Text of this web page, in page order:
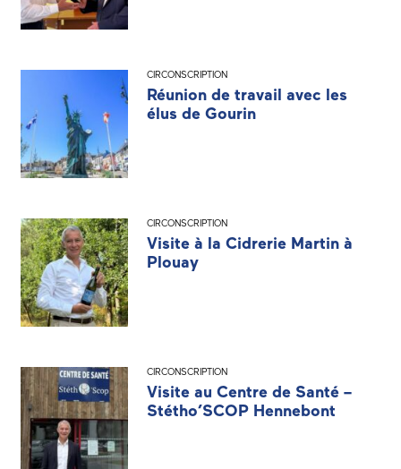
CIRCONSCRIPTION
Réunion de travail avec les
élus de Gourin
CIRCONSCRIPTION
Visite à la Cidrerie Martin à
Plouay
CIRCONSCRIPTION
Visite au Centre de Santé –
Stétho’SCOP Hennebont